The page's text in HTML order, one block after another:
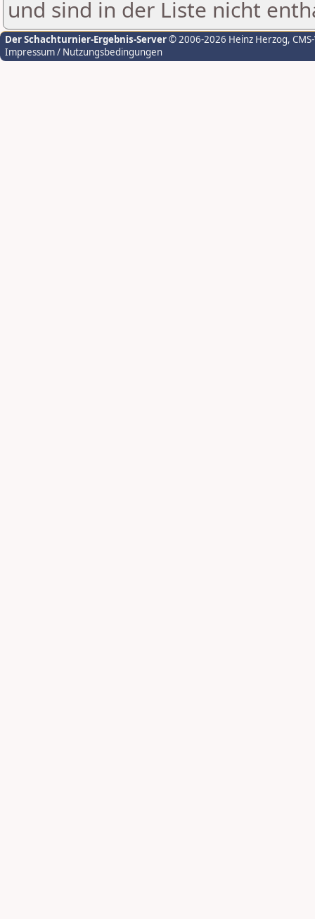
und sind in der Liste nicht
Der Schachturnier-Ergebnis-Server© 2006-2026 Heinz Herzog,
Impressum / Nutzungsbedingungen